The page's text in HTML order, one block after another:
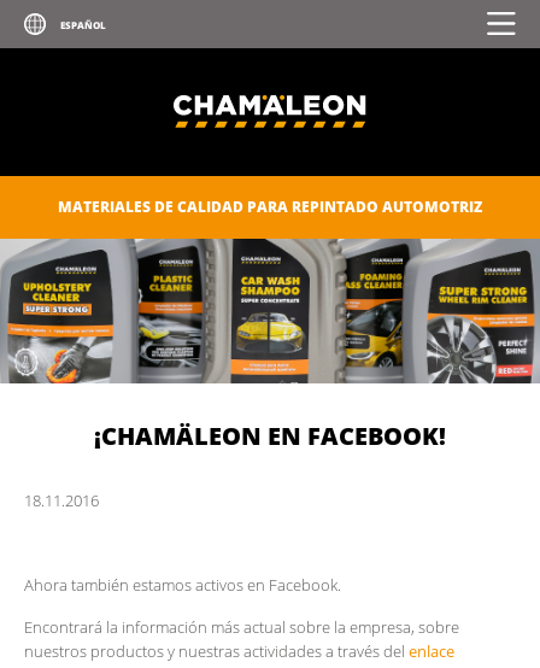
MATERIALES DE CALIDAD PARA REPINTADO AUTOMOTRIZ
¡CHAMÄLEON EN FACEBOOK!
18. 11. 2016
Ahora también estamos activos en Facebook.
Encontrará la información más actual sobre la empresa, sobre
nuestros productos y nuestras actividades a través del enlace